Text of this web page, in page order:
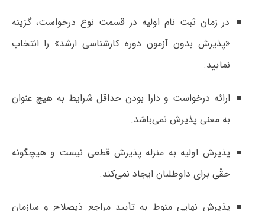
در زمان ثبت نام اولیه در قسمت نوع درخواست، گزینه
«پذیرش بدون آزمون دوره کارشناسی ارشد» را انتخاب
نمایید.
ارائه درخواست و دارا بودن حداقل شرایط به هیچ عنوان
به معنی پذیرش نمی‌باشد.
پذیرش اولیه به منزله پذیرش قطعی نیست و هیچگونه
حقّی برای داوطلبان ایجاد نمی‌کند.
پذیرش نهایی منوط به تأیید مراجع ذیصلاح و سازمان